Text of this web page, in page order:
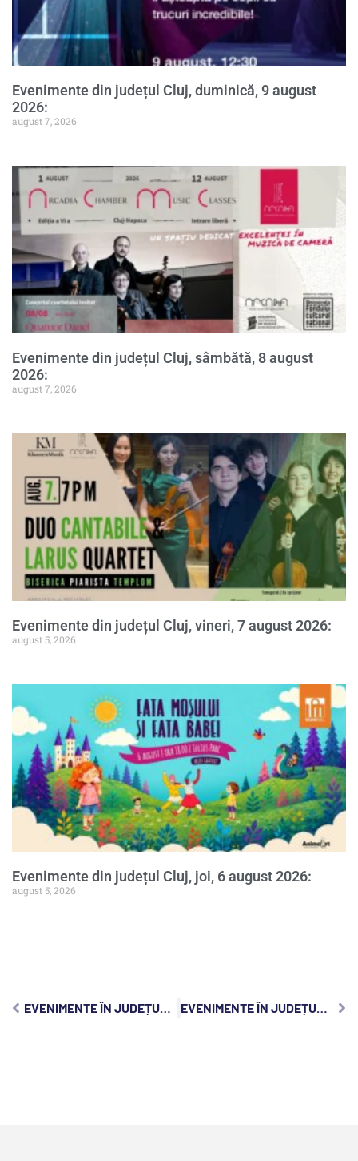
Evenimente din județul Cluj, duminică, 9 august
2026:
august 7, 2026
Evenimente din județul Cluj, sâmbătă, 8 august
2026:
august 7, 2026
Evenimente din județul Cluj, vineri, 7 august 2026:
august 5, 2026
Evenimente din județul Cluj, joi, 6 august 2026:
august 5, 2026
EVENIMENTE ÎN JUDEȚUL CLUJ, MIERCURI, 8 SEPTEMBRIE 2021 EVENIMENTE ÎN JUDEȚUL CLUJ, VINERI, 10 SEPTEMBRIE 2021